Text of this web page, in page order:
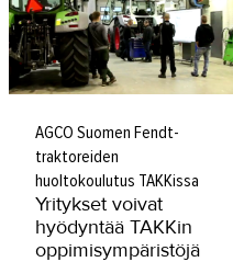
AGCO Suomen Fendt-
traktoreiden
huoltokoulutus TAKKissa
Yritykset voivat
hyödyntää TAKKin
oppimisympäristöjä